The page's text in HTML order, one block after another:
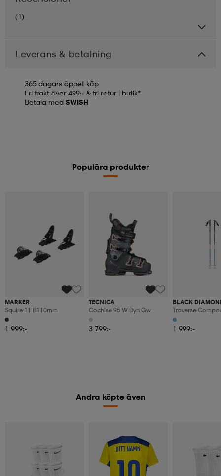
(1)
Leverans & betalning
365 dagars öppet köp
Fri frakt över 499:- & fri retur i butik*
Betala med SWISH
Populära produkter
MARKER
Squire 11 B110mm
1 999:-
TECNICA
Cochise 95 W Dyn Gw
3 799:-
BLACK
Traverse
1 999:-
Andra köpte även